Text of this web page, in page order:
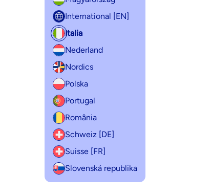
International [EN]
Italia
Nederland
Nordics
Polska
Portugal
România
Schweiz [DE]
Suisse [FR]
Slovenská republika